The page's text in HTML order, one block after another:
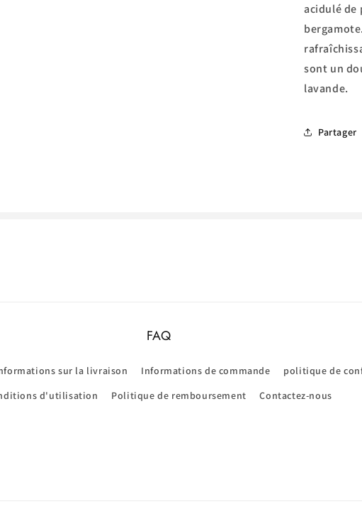
acidulé de
sont un
lavande.
Partager
FAQ
sur la livraison Informations de commande
politique de
d'utilisation
Politique de remboursement Contactez-nous